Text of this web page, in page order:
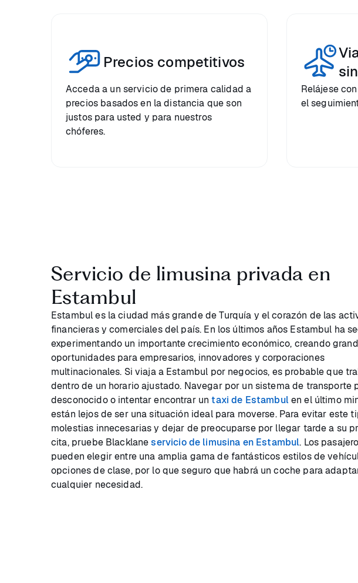
Precios competitivos
Acceda a un servicio de primera calidad a
precios basados en la distancia que son
justos para usted y para nuestros
chóferes.
Relájese
el
Servicio de limusina privada en
Estambul
Estambul es la ciudad más grande de Turquía y el corazón de las
financieras y comerciales del país. En los últimos años Estambul ha
experimentando un importante crecimiento económico, creando
oportunidades para empresarios, innovadores y corporaciones
multinacionales. Si viaja a Estambul por negocios, es probable que
dentro de un horario ajustado. Navegar por un sistema de transporte
desconocido o intentar encontrar untaxi de Estambulen el último
están lejos de ser una situación ideal para moverse. Para evitar este
molestias innecesarias y dejar de preocuparse por llegar tarde a su
cita, pruebe Blacklaneservicio de limusina en Estambul. Los
pueden elegir entre una amplia gama de fantásticos estilos de
opciones de clase, por lo que seguro que habrá un coche para
cualquier necesidad.